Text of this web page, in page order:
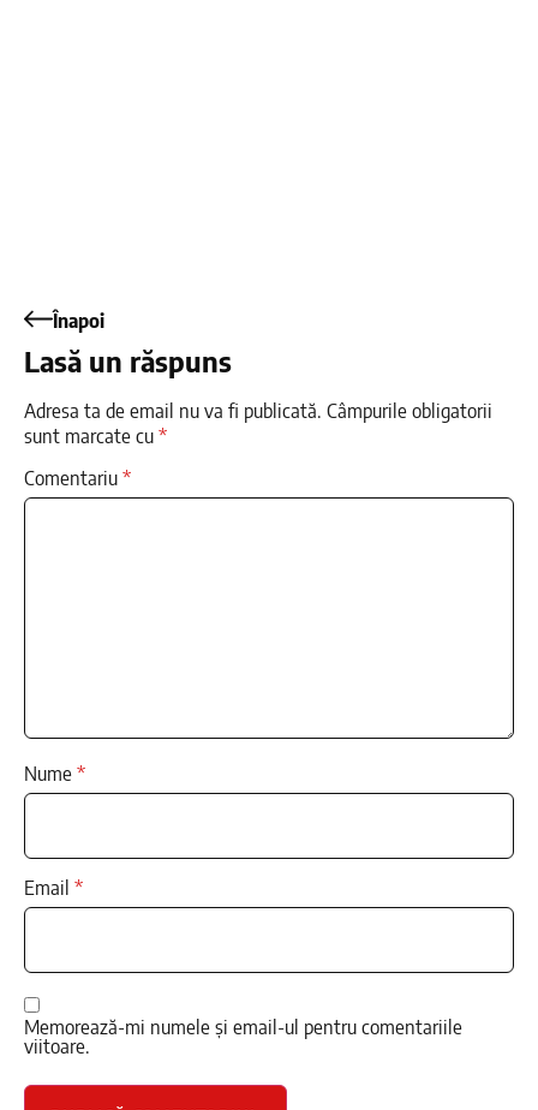
Înapoi
Lasă un răspuns
Adresa ta de email nu va fi publicată. Câmpurile obligatorii
sunt marcate cu*
Comentariu*
Nume*
Email *
Memorează-mi numele și email-ul pentru comentariile
viitoare.